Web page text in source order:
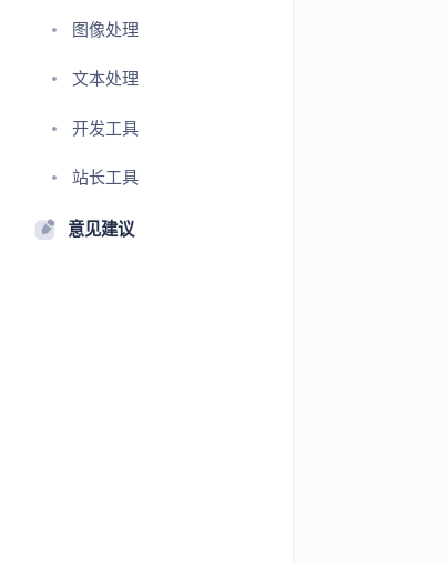
图像处理
文本处理
开发工具
站长工具
意见建议